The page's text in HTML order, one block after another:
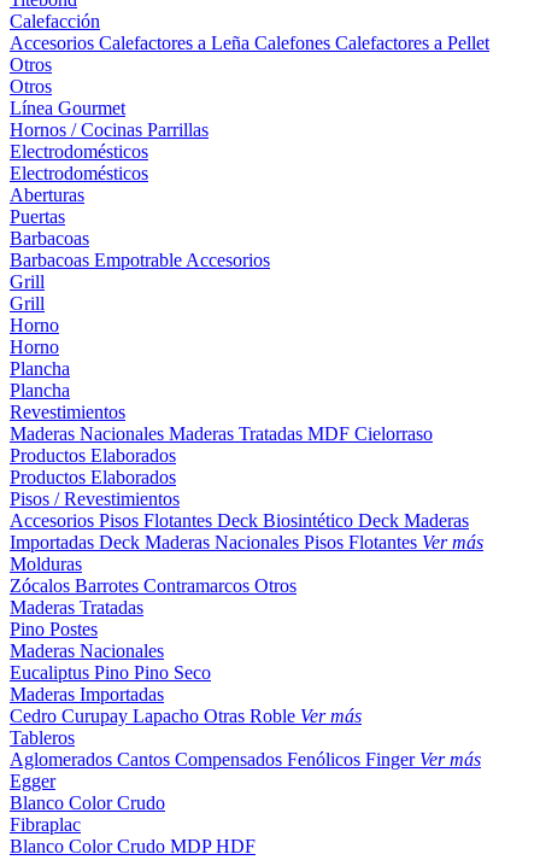
Calefacción
Accesorios Calefactores a Leña Calefones Calefactores a Pellet
Otros
Otros
Línea Gourmet
Hornos / Cocinas Parrillas
Electrodomésticos
Electrodomésticos
Aberturas
Puertas
Barbacoas
Barbacoas Empotrable Accesorios
Grill
Grill
Horno
Horno
Plancha
Plancha
Revestimientos
Maderas Nacionales Maderas Tratadas MDF Cielorraso
Productos Elaborados
Productos Elaborados
Pisos / Revestimientos
Accesorios Pisos Flotantes Deck Biosintético Deck Maderas
Importadas Deck Maderas Nacionales Pisos Flotantes Ver más
Molduras
Zócalos Barrotes Contramarcos Otros
Maderas Tratadas
Pino Postes
Maderas Nacionales
Eucaliptus Pino Pino Seco
Maderas Importadas
Cedro Curupay Lapacho Otras Roble Ver más
Tableros
Aglomerados Cantos Compensados Fenólicos Finger Ver más
Egger
Blanco ColorCrudo
Fibraplac
Blanco ColorCrudo MDPHDF